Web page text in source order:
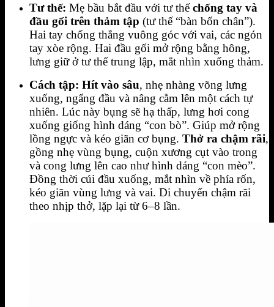
Tư thế: Mẹ bầu bắt đầu với tư thếchống tay và
đầu gối trên thảm tập (tư thế “bàn bốn chân”).
Hai tay chống thẳng vuông góc với vai, các ngón
tay xòe rộng. Hai đầu gối mở rộng bằng hông,
lưng giữ ở tư thế trung lập, mắt nhìn xuống thảm.
Cách tập: Hít vào sâu, nhẹ nhàng võng lưng
xuống, ngẩng đầu và nâng cằm lên một cách tự
nhiên. Lúc này bụng sẽ hạ thấp, lưng hơi cong
xuống giống hình dáng “con bò”. Giúp mở rộng
lồng ngực và kéo giãn cơ bụng. Thở ra chậm rãi,
gồng nhẹ vùng bụng, cuộn xương cụt vào trong
và cong lưng lên cao như hình dáng “con mèo”.
Đồng thời cúi đầu xuống, mắt nhìn về phía rốn,
kéo giãn vùng lưng và vai. Di chuyển chậm rãi
theo nhịp thở, lặp lại từ 6–8 lần.